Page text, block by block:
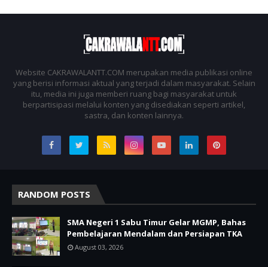
Website CAKRAWALANTT.COM merupakan media publikasi online
yang berisi informasi aktual yang terjadi dalam masyarakat. Selain
itu, media ini juga memberi ruang bagi masyarakat untuk
berpartisipasi melalui konten yang disediakan seperti artikel,
sastra, dan konten lainnya.
RANDOM POSTS
SMA Negeri 1 Sabu Timur Gelar MGMP, Bahas
Pembelajaran Mendalam dan Persiapan TKA
August 03, 2026